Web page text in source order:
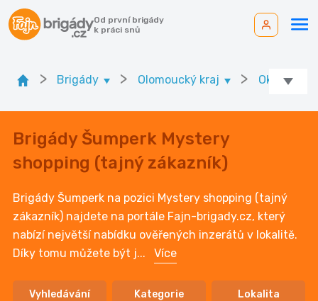
Od první brigády
k práci snů
> Brigády > Olomoucký kraj > Ok.
Brigády Šumperk Mystery
shopping (tajný zákazník)
Brigády Šumperk na pozici Mystery shopping (tajný
zákazník) najdete na portále Fajn-brigady.cz, který
nabízí největší nabídku ověřených inzerátů v lokalitě.
Díky tomu můžete být j... Více
Vyhledávání Kategorie Lokalita